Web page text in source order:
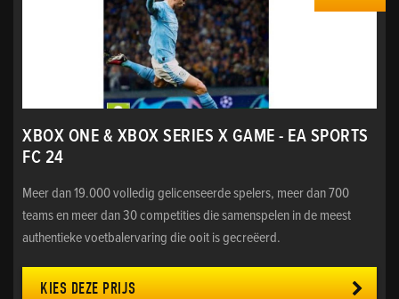
XBOX ONE & XBOX SERIES X GAME - EA SPORTS
FC 24
Meer dan 19.000 volledig gelicenseerde spelers, meer dan 700
teams en meer dan 30 competities die samenspelen in de meest
authentieke voetbalervaring die ooit is gecreëerd.
KIES DEZE PRIJS